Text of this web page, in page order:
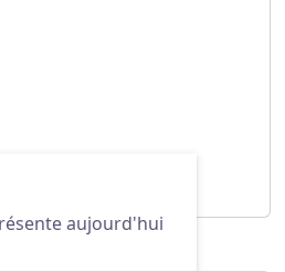
aujourd'hui